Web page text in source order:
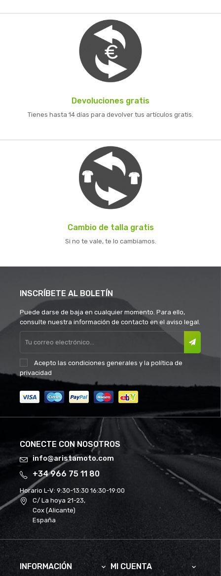
Devoluciones gratis
Tienes hasta 14 días para devolver tus artículos gratis.
Cambio de talla gratis
Si no te vale, te lo cambiamos.
INSCRÍBETE AL BOLETÍN
Puede darse de baja en cualquier momento. Para ello,
consulte nuestra información de contacto en el aviso legal.
Acepto las condiciones generales y la política de
privacidad
CONECTE CON NOSOTROS
info@aristamoto.com
+34 966 75 11 80
Horario L-V: 9:30-13:30 16:30-19:00
C/ La hoya 21-23,
Cox (Alicante)
España
INFORMACIÓN  MI CUENTA 